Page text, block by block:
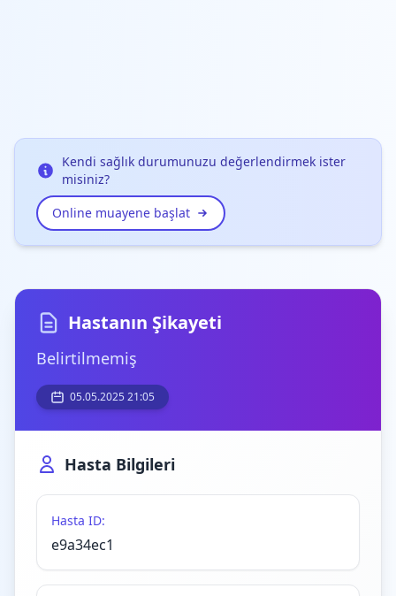
Kendi sağlık durumunuzu değerlendirmek ister
misiniz?
Online muayene başlat
Hastanın Şikayeti
Belirtilmemiş
05.05.2025 21:05
Hasta Bilgileri
Hasta ID:
e9a34ec1